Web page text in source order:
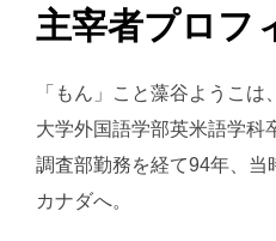
主宰者プロフ
「もん」こと藻谷ようこ
大学外国語学部英米語学科
調査部勤務を経て94年、当
カナダへ。